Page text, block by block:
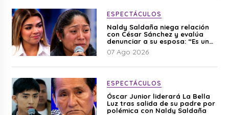
ESPECTÁCULOS
Naldy Saldaña niega relación
con César Sánchez y evalúa
denunciar a su esposa: “Es una
difamación”
07 Ago 2026
ESPECTÁCULOS
Óscar Junior liderará La Bella
Luz tras salida de su padre por
polémica con Naldy Saldaña